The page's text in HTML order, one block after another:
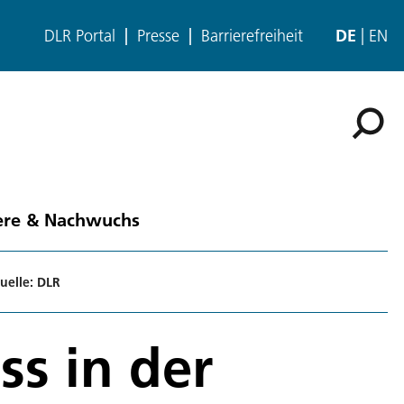
DLR Portal Presse Barrierefreiheit DE EN
& Nachwuchs
DLR
in der